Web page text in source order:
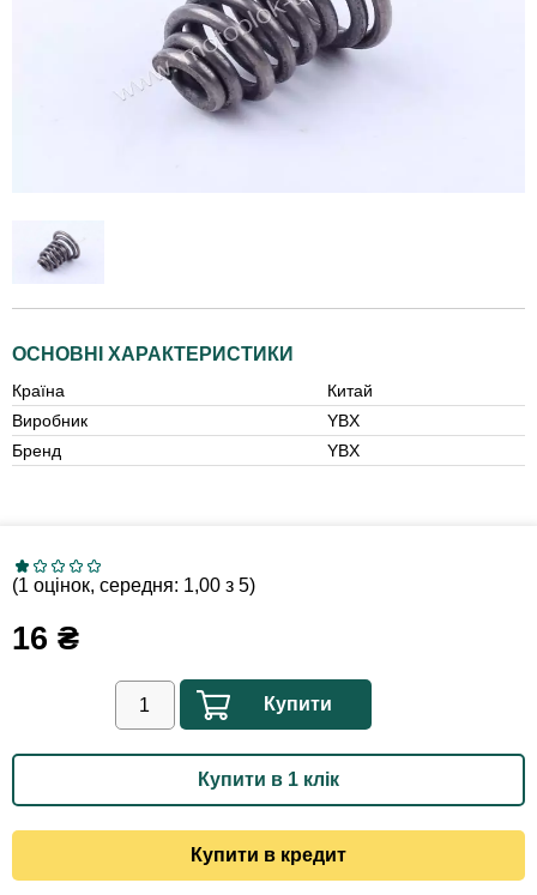
ОСНОВНІ ХАРАКТЕРИСТИКИ
Країна
Китай
Виробник
YBX
Бренд
YBX
(1 оцінок, середня: 1,00 з 5)
16 ₴
Купити
Купити в 1 клік
Купити в кредит